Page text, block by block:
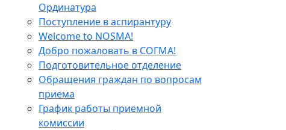
Ординатура
Поступление в аспирантуру
Welcome to NOSMA!
Добро пожаловать в СОГМА!
Подготовительное отделение
Обращения граждан по вопросам
приема
График работы приемной
комиссии